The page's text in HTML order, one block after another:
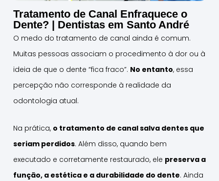
Tratamento de Canal Enfraquece o
Dente? | Dentistas em Santo André
O medo do tratamento de canal ainda é comum.
Muitas pessoas associam o procedimento à dor ou à
ideia de que o dente “fica fraco”. No entanto, essa
percepção não corresponde à realidade da
odontologia atual.
Na prática, o tratamento de canal salva dentes que
seriam perdidos. Além disso, quando bem
executado e corretamente restaurado, ele preserva a
função, a estética e a durabilidade do dente. Ainda